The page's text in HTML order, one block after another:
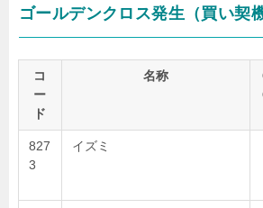
ゴールデンクロス発生（買い契
コ
ー
ド
名称
827
3
イズミ